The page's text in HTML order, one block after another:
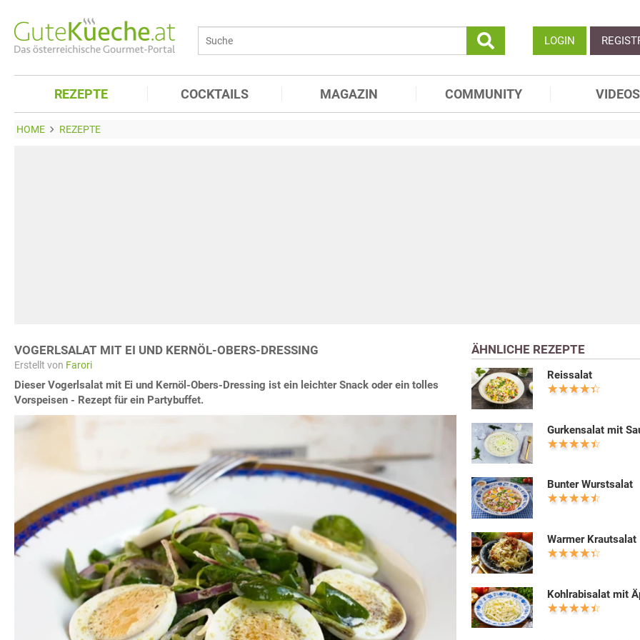
LOGIN
REZEPTE COCKTAILS MAGAZIN COMMUNITY VIDEOS
HOME REZEPTE
VOGERLSALAT MIT EI UND KERNÖL-OBERS-DRESSING
Erstellt von Farori
Dieser Vogerlsalat mit Ei und Kernöl-Obers-Dressing ist ein leichter Snack oder ein tolles
Vorspeisen - Rezept für ein Partybuffet.
ÄHNLICHE REZEPTE
Reissalat
Gurkensalat mit
Bunter Wurstsalat
Warmer Krautsalat
Kohlrabisalat mit